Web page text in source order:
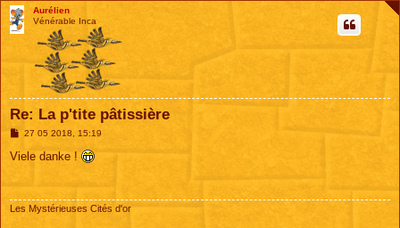
Aurélien
Vénérable Inca
Re: La p'tite pâtissière
M
s
27 05 2018, 15:19
Viele danke !
Les Mystérieuses Cités d'or